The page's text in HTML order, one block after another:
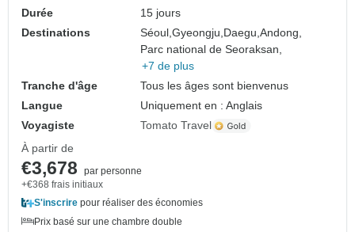
Durée
15 jours
Destinations
Séoul,Gyeongju,Daegu,Andong,
Parc national de Seoraksan,
+7 de plus
Tranche d'âge
Tous les âges sont bienvenus
Langue
Uniquement en : Anglais
Voyagiste
Tomato Travel
À partir de
€3,678
par personne
+€368 frais initiaux
S'inscrire pour réaliser des économies
Prix basé sur une chambre double